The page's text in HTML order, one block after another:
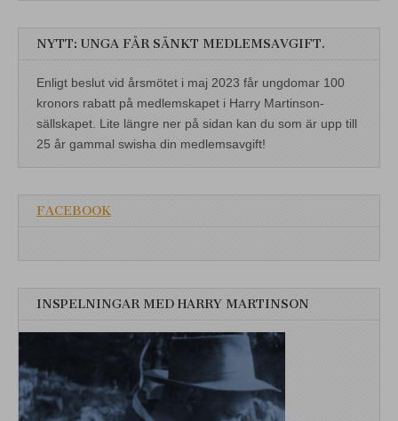
NYTT: UNGA FÅR SÄNKT MEDLEMSAVGIFT.
Enligt beslut vid årsmötet i maj 2023 får ungdomar 100
kronors rabatt på medlemskapet i Harry Martinson-
sällskapet. Lite längre ner på sidan kan du som är upp till
25 år gammal swisha din medlemsavgift!
FACEBOOK
INSPELNINGAR MED HARRY MARTINSON